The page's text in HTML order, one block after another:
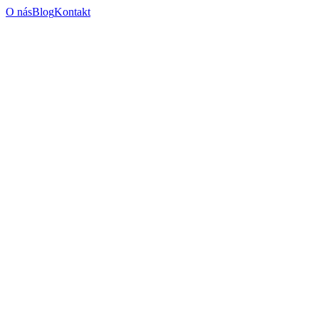
O násBlogKontakt